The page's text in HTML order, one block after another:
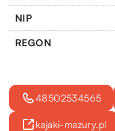
NIP
REGON
48502534565
kajaki-mazury.pl